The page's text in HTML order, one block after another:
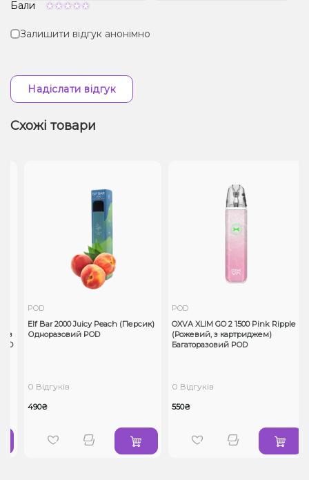
Бали
Залишити відгук анонімно
Надіслати відгук
Схожі товари
POD
Elf Bar 2000 Juicy Peach (Персик)
Одноразовий POD
0 Відгуків
490₴
POD
OXVA XLIM GO 2 1500 Pink Ripple
(Рожевий, з картриджем)
Багаторазовий POD
0 Відгуків
550₴